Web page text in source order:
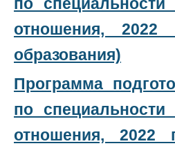
отношения, 2022
образования)
Программа
по
отношения, 2022